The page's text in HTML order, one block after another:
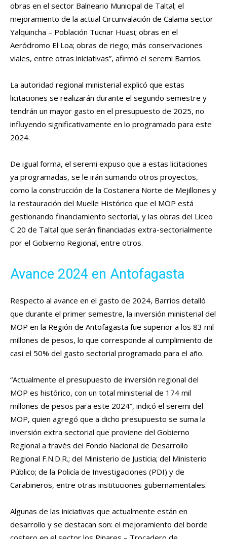
obras en el sector Balneario Municipal de Taltal; el
mejoramiento de la actual Circunvalación de Calama sector
Yalquincha – Población Tucnar Huasi; obras en el
Aeródromo El Loa; obras de riego; más conservaciones
viales, entre otras iniciativas”, afirmó el seremi Barrios.
La autoridad regional ministerial explicó que estas
licitaciones se realizarán durante el segundo semestre y
tendrán un mayor gasto en el presupuesto de 2025, no
influyendo significativamente en lo programado para este
2024.
De igual forma, el seremi expuso que a estas licitaciones
ya programadas, se le irán sumando otros proyectos,
como la construcción de la Costanera Norte de Mejillones y
la restauración del Muelle Histórico que el MOP está
gestionando financiamiento sectorial, y las obras del Liceo
C 20 de Taltal que serán financiadas extra-sectorialmente
por el Gobierno Regional, entre otros.
Avance 2024 en Antofagasta
Respecto al avance en el gasto de 2024, Barrios detalló
que durante el primer semestre, la inversión ministerial del
MOP en la Región de Antofagasta fue superior a los 83 mil
millones de pesos, lo que corresponde al cumplimiento de
casi el 50% del gasto sectorial programado para el año.
“Actualmente el presupuesto de inversión regional del
MOP es histórico, con un total ministerial de 174 mil
millones de pesos para este 2024”, indicó el seremi del
MOP, quien agregó que a dicho presupuesto se suma la
inversión extra sectorial que proviene del Gobierno
Regional a través del Fondo Nacional de Desarrollo
Regional F.N.D.R.; del Ministerio de Justicia; del Ministerio
Público; de la Policía de Investigaciones (PDI) y de
Carabineros, entre otras instituciones gubernamentales.
Algunas de las iniciativas que actualmente están en
desarrollo y se destacan son: el mejoramiento del borde